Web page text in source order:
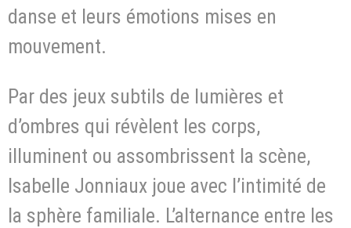
danse et leurs émotions mises en
mouvement.
Par des jeux subtils de lumières et
d’ombres qui révèlent les corps,
illuminent ou assombrissent la scène,
Isabelle Jonniaux joue avec l’intimité de
la sphère familiale. L’alternance entre les